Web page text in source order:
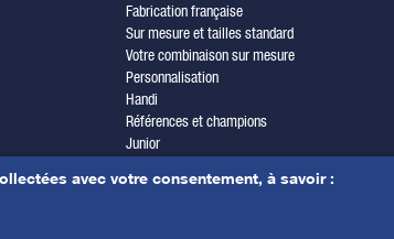
avec votre consentement, à savoir :
Fabrication française
Sur mesure et tailles standard
Votre combinaison sur mesure
Personnalisation
Handi
Références et champions
Junior
Yamamoto